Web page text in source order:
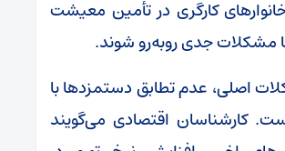
کارگری در تأمین معیشت
مشکلات جدی روبه‌رو شوند.
اصلی، عدم تطابق دستمزدها با
کارشناسان اقتصادی می‌گویند